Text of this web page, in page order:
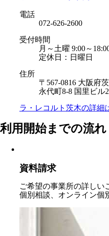
電話
072-626-2600
受付時間
月～土曜 9:00～
定休日：日曜日
住所
〒567-0816 大阪府
永代町8-8 国里ビル
ラ・レコルト茨木の詳細
利用開始までの流れ
資料請求
ご希望の事業所の詳しい
個別相談、オンライン個